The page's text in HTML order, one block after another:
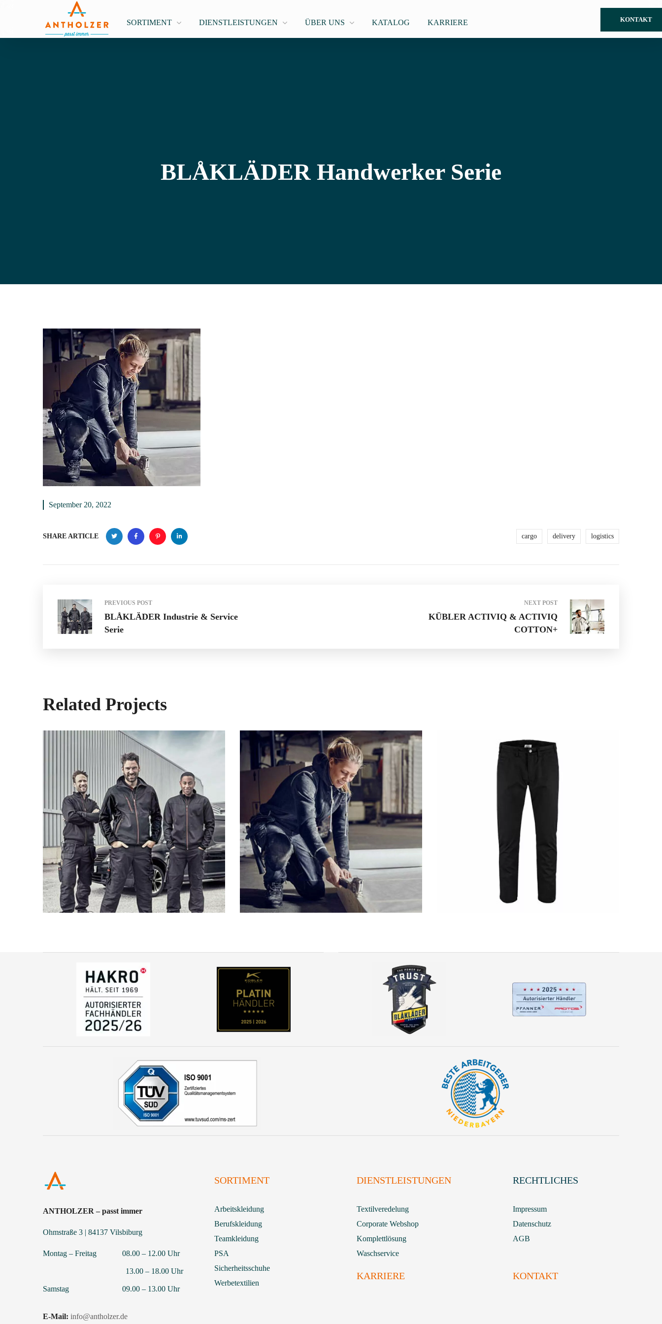
SORTIMENT DIENSTLEISTUNGEN ÜBER UNS KATALOG KARRIERE KONTAKT
BLÅKLÄDER Handwerker Serie
September 20, 2022
SHARE ARTICLE cargo delivery logistics
PREVIOUS POST
BLÅKLÄDER Industrie & Service
Serie
NEXT POST
KÜBLER ACTIVIQ & ACTIVIQ
COTTON+
Related Projects
ANTHOLZER – passt immer
Ohmstraße 3 | 84137 Vilsbiburg
Montag – Freitag 08.00 – 12.00 Uhr
13.00 – 18.00 Uhr
Samstag 09.00 – 13.00 Uhr
E-Mail: info@antholzer.de
SORTIMENT
Arbeitskleidung
Berufskleidung
Teamkleidung
PSA
Sicherheitsschuhe
Werbetextilien
DIENSTLEISTUNGEN
Textilveredelung
Corporate Webshop
Komplettlösung
Waschservice
KARRIERE
RECHTLICHES
Impressum
Datenschutz
AGB
KONTAKT